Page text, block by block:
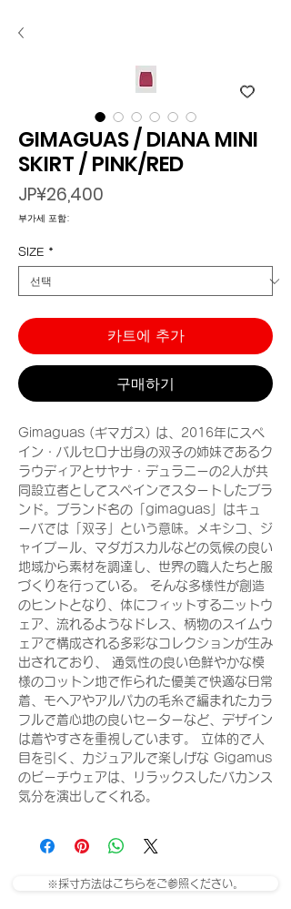
GIMAGUAS / DIANA MINI
SKIRT / PINK/RED
JP¥26,400
부가세 포함:
SIZE *
카트에 추가
구매하기
Gimaguas (ギマガス) は、2016年にスペ
イン・バルセロナ出身の双子の姉妹であるク
ラウディアとサヤナ・デュラニーの2人が共
同設立者としてスペインでスタートしたブラ
ンド。ブランド名の「gimaguas」はキュ
ーバでは「双子」という意味。メキシコ、ジ
ャイプール、マダガスカルなどの気候の良い
地域から素材を調達し、世界の職人たちと服
づくりを行っている。 そんな多様性が創造
のヒントとなり、体にフィットするニットウ
ェア、流れるようなドレス、柄物のスイムウ
ェアで構成される多彩なコレクションが生み
出されており、 通気性の良い色鮮やかな模
様のコットン地で作られた優美で快適な日常
着、モヘアやアルパカの毛糸で編まれたカラ
フルで着心地の良いセーターなど、デザイン
は着やすさを重視しています。 立体的で人
目を引く、カジュアルで楽しげな Gigamus
のビーチウェアは、リラックスしたバカンス
気分を演出してくれる。
※採寸方法はこちらをご参照ください。